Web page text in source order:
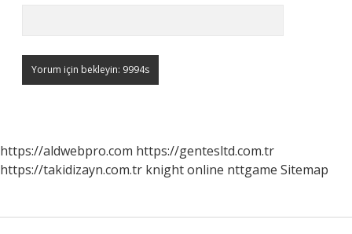
https://aldwebpro.com https://gentesltd.com.tr
https://takidizayn.com.tr knight online nttgame Sitemap